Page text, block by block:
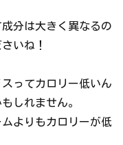
分は大きく異なるの
いね！
ってカロリー低いん
しれません。
よりもカロリーが低